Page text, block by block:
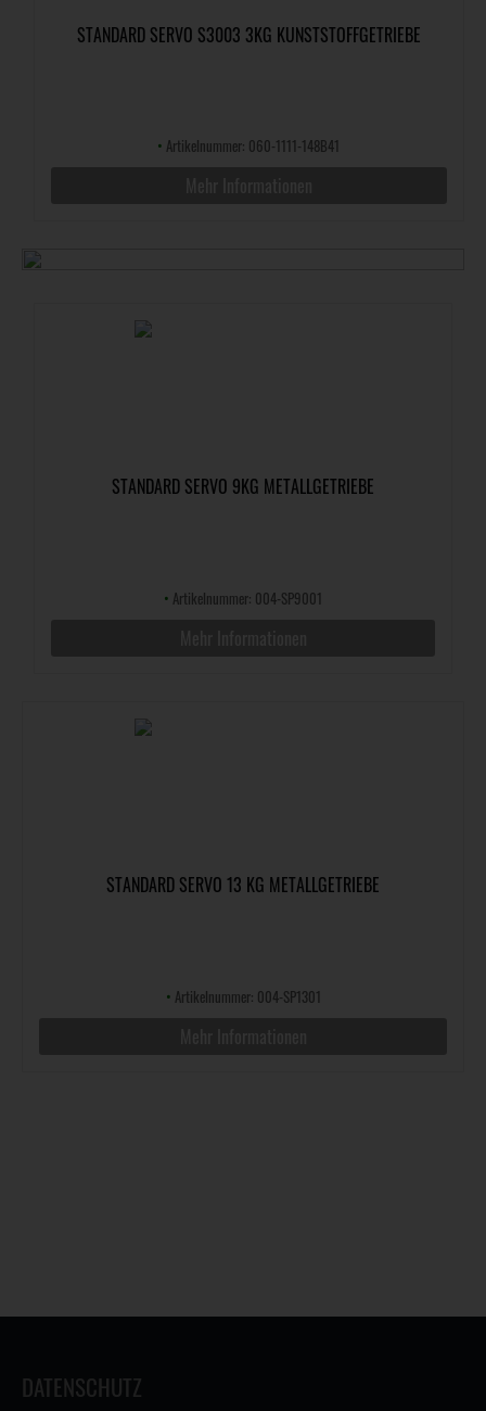
STANDARD SERVO S3003 3KG KUNSTSTOFFGETRIEBE
• Artikelnummer: 060-1111-148B41
STANDARD SERVO 9KG METALLGETRIEBE
• Artikelnummer: 004-SP9001
STANDARD SERVO 13 KG METALLGETRIEBE
• Artikelnummer: 004-SP1301
DATENSCHUTZ